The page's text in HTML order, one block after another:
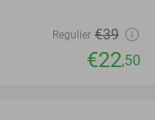
Regulier €39
€22,50